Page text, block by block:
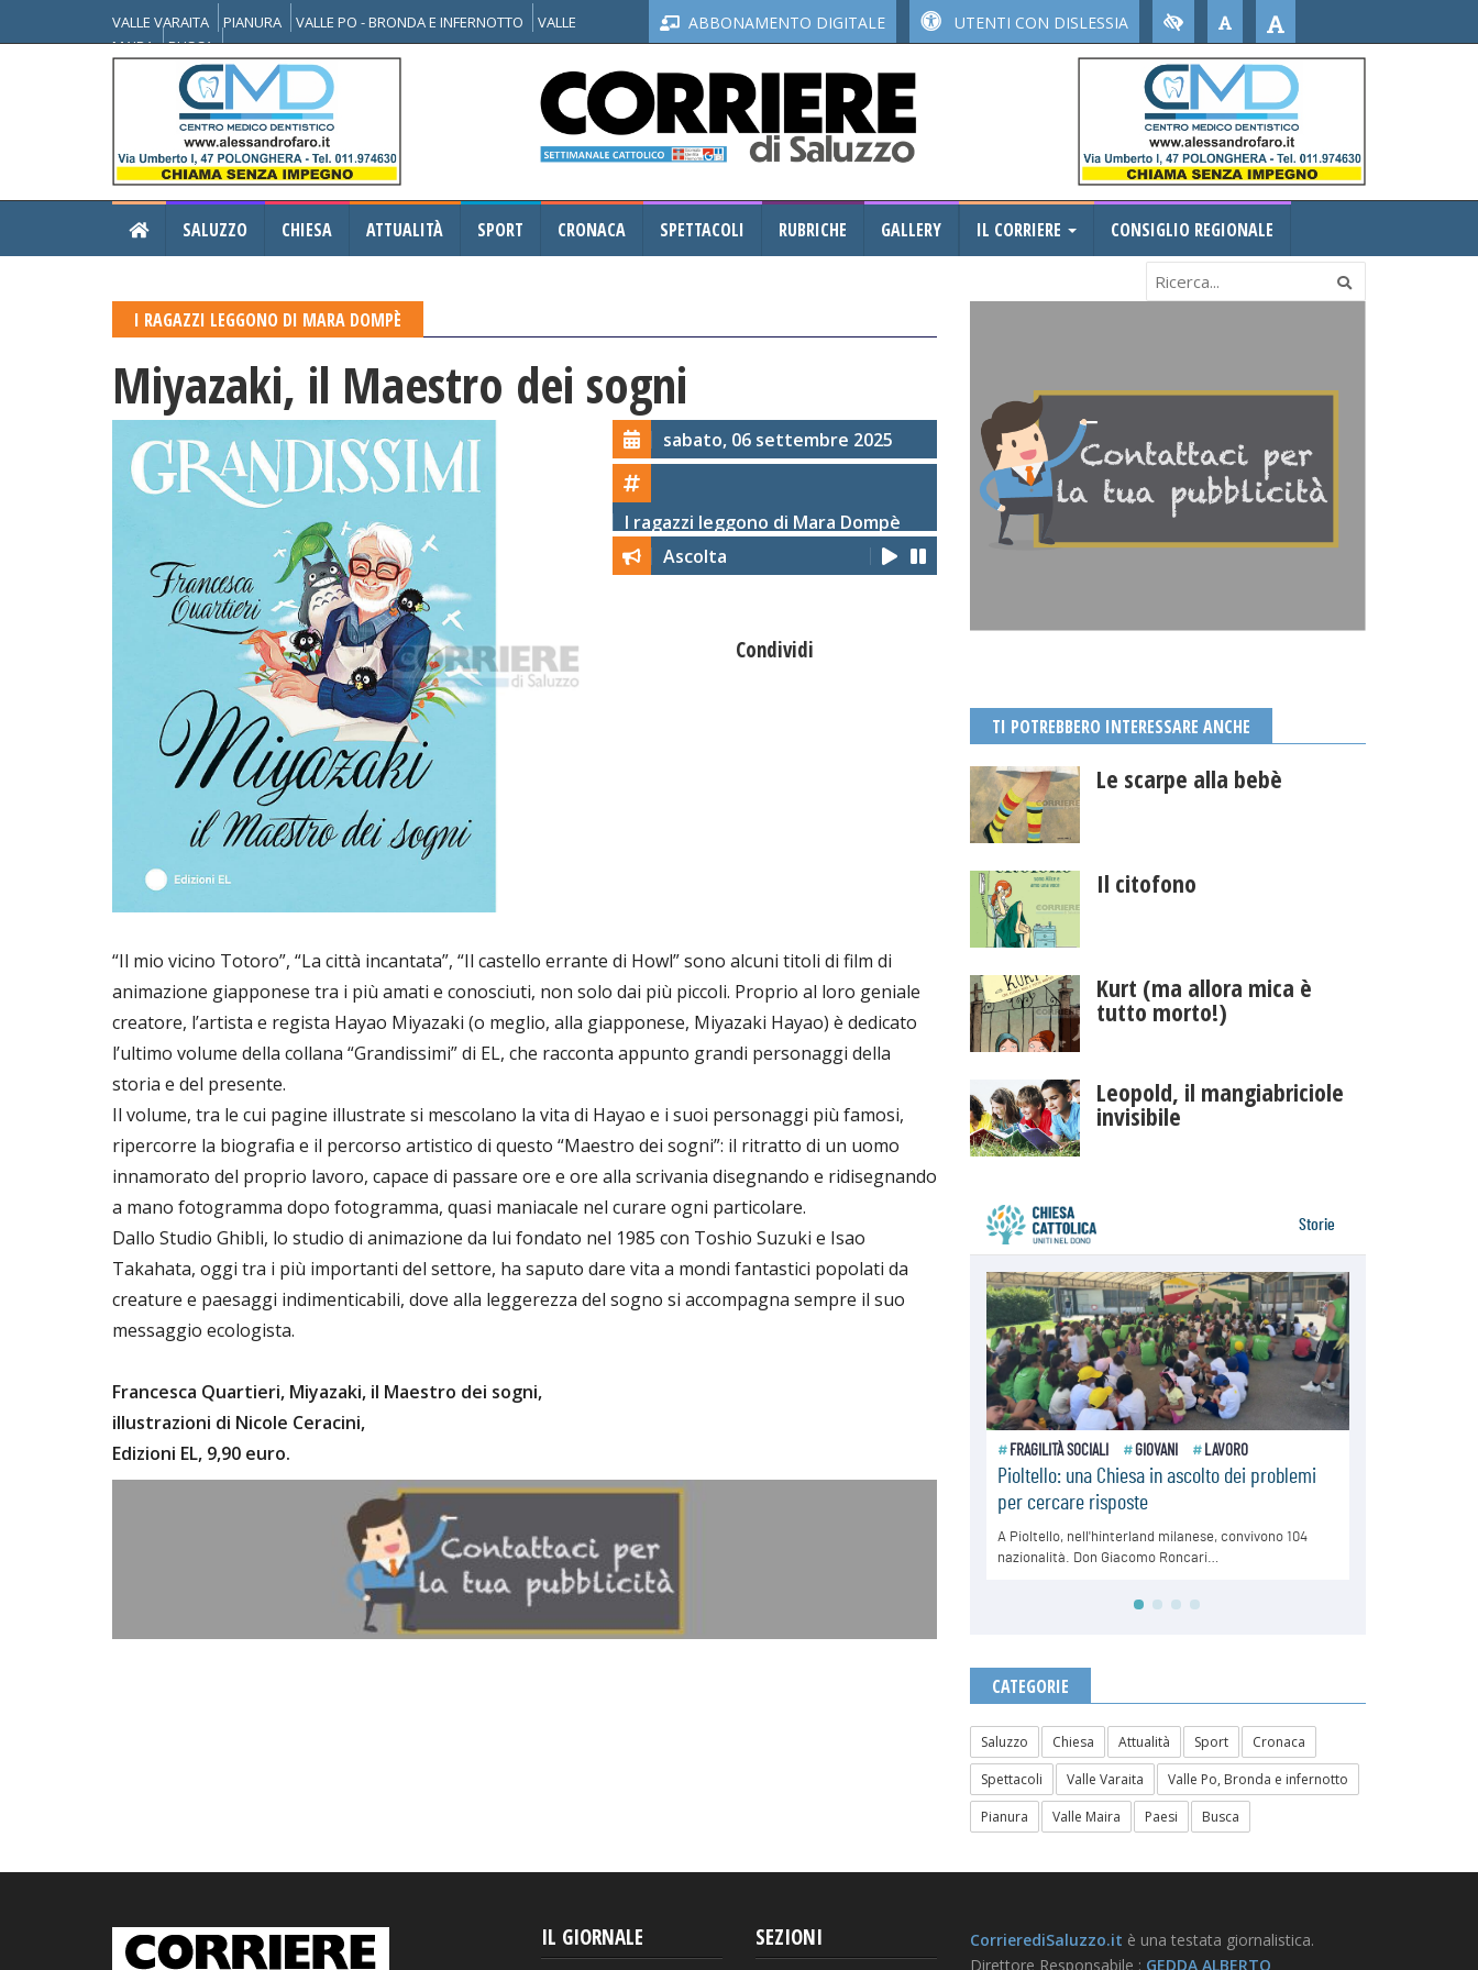
VALLE VARAITA PIANURA VALLE PO - BRONDA E INFERNOTTO
VALLE
MAIRA
BUSCA
ABBONAMENTO DIGITALE UTENTI CON DISLESSIA
SALUZZO CHIESA ATTUALITÀ SPORT CRONACA SPETTACOLI RUBRICHE GALLERY IL CORRIERE CONSIGLIO REGIONALE
I RAGAZZI LEGGONO DI MARA DOMPÈ
Miyazaki, il Maestro dei sogni
sabato, 06 settembre 2025
I ragazzi leggono di Mara Dompè
Ascolta
Condividi
“Il mio vicino Totoro”, “La città incantata”, “Il castello errante di Howl” sono alcuni titoli di film di
animazione giapponese tra i più amati e conosciuti, non solo dai più piccoli. Proprio al loro geniale
creatore, l’artista e regista Hayao Miyazaki (o meglio, alla giapponese, Miyazaki Hayao) è dedicato
l’ultimo volume della collana “Grandissimi” di EL, che racconta appunto grandi personaggi della
storia e del presente.
Il volume, tra le cui pagine illustrate si mescolano la vita di Hayao e i suoi personaggi più famosi,
ripercorre la biografia e il percorso artistico di questo “Maestro dei sogni”: il ritratto di un uomo
innamorato del proprio lavoro, capace di passare ore e ore alla scrivania disegnando e ridisegnando
a mano fotogramma dopo fotogramma, quasi maniacale nel curare ogni particolare.
Dallo Studio Ghibli, lo studio di animazione da lui fondato nel 1985 con Toshio Suzuki e Isao
Takahata, oggi tra i più importanti del settore, ha saputo dare vita a mondi fantastici popolati da
creature e paesaggi indimenticabili, dove alla leggerezza del sogno si accompagna sempre il suo
messaggio ecologista.
Francesca Quartieri, Miyazaki, il Maestro dei sogni,
illustrazioni di Nicole Ceracini,
Edizioni EL, 9,90 euro.
TI POTREBBERO INTERESSARE ANCHE
Le scarpe alla bebè
Il citofono
Kurt (ma allora mica è
tutto morto!)
Leopold, il mangiabriciole
invisibile
CATEGORIE
Saluzzo Chiesa Attualità Sport
Cronaca
Spettacoli
Valle Varaita
Valle Po, Bronda e infernotto
Pianura
Valle Maira Paesi Busca
IL GIORNALE SEZIONI CorrierediSaluzzo.it è una testata giornalistica.
Direttore Responsabile : GEDDA ALBERTO